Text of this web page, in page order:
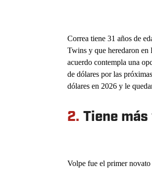
Correa tiene 31 años de
Twins y que heredaron en
acuerdo contempla una
de dólares por las
dólares en 2026 y le
2. Tiene más
Volpe fue el primer novato